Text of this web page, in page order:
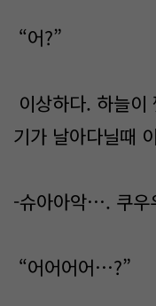
“어?”
이상하다. 하늘이
기가 날아다닐때
-슈아아악…. 쿠우
“어어어어…?”